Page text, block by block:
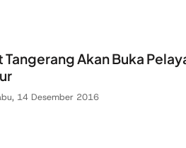
Akan Buka
14 Desember 2016